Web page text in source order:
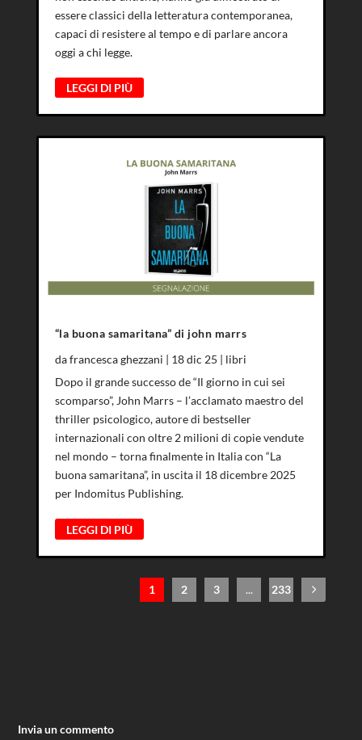
essere classici della letteratura contemporanea,
capaci di resistere al tempo e di parlare ancora
oggi a chi legge.
LEGGI DI PIÙ
“la buona samaritana” di john marrs
dafrancesca ghezzani | 18 dic 25 | libri
Dopo il grande successo de “Il giorno in cui sei
scomparso”, John Marrs – l’acclamato maestro del
thriller psicologico, autore di bestseller
internazionali con oltre 2 milioni di copie vendute
nel mondo – torna finalmente in Italia con “La
buona samaritana”, in uscita il 18 dicembre 2025
per Indomitus Publishing.
LEGGI DI PIÙ
1 2 3 ... 233
Invia un commento